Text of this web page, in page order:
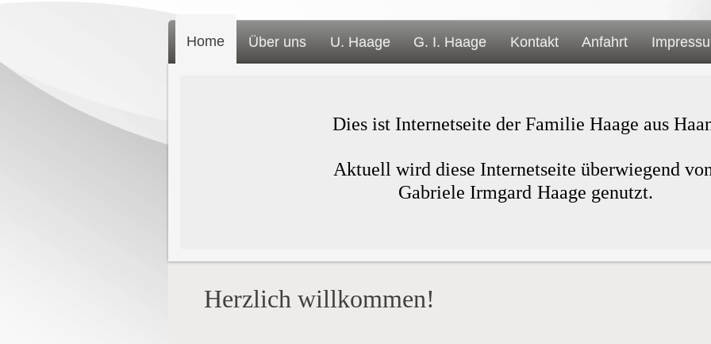
Home Über uns U. Haage G. I. Haage Kontakt Anfahrt
Dies ist Internetseite der Familie Haage aus
Aktuell wird diese Internetseite überwiegend
Gabriele Irmgard Haage genutzt.
Herzlich willkommen!